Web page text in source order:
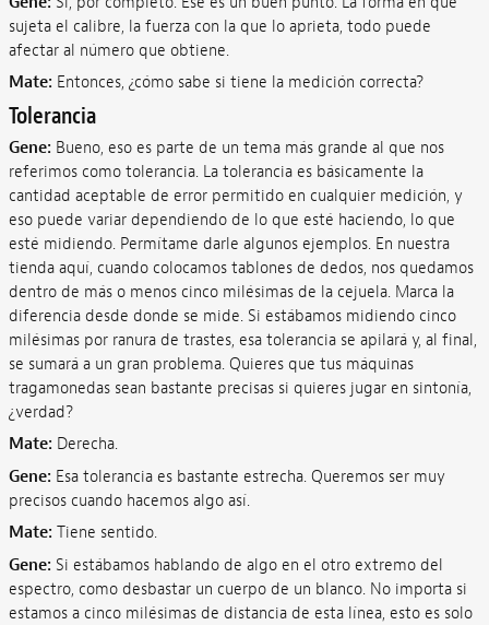
sujeta el calibre, la fuerza con la que lo aprieta, todo puede
afectar al número que obtiene.
Mate: Entonces, ¿cómo sabe si tiene la medición correcta?
Tolerancia
Gene: Bueno, eso es parte de un tema más grande al que nos
referimos como tolerancia. La tolerancia es básicamente la
cantidad aceptable de error permitido en cualquier medición, y
eso puede variar dependiendo de lo que esté haciendo, lo que
esté midiendo. Permítame darle algunos ejemplos. En nuestra
tienda aquí, cuando colocamos tablones de dedos, nos quedamos
dentro de más o menos cinco milésimas de la cejuela. Marca la
diferencia desde donde se mide. Si estábamos midiendo cinco
milésimas por ranura de trastes, esa tolerancia se apilará y, al final,
se sumará a un gran problema. Quieres que tus máquinas
tragamonedas sean bastante precisas si quieres jugar en sintonía,
¿verdad?
Mate: Derecha.
Gene: Esa tolerancia es bastante estrecha. Queremos ser muy
precisos cuando hacemos algo así.
Mate: Tiene sentido.
Gene: Si estábamos hablando de algo en el otro extremo del
espectro, como desbastar un cuerpo de un blanco. No importa si
estamos a cinco milésimas de distancia de esta línea, esto es solo